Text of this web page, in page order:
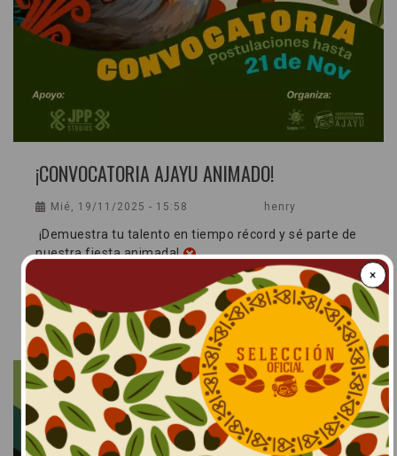
¡CONVOCATORIA AJAYU ANIMADO!
Mié, 19/11/2025 - 15:58 henry
¡Demuestra tu talento en tiempo récord y sé parte de
nuestra fiesta animada!
LEER MÁS
×